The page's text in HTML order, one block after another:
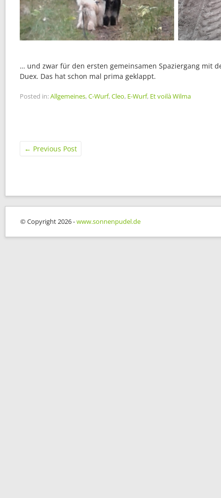
… und zwar für den ersten gemeinsamen Spaziergang mit
Duex. Das hat schon mal prima geklappt.
Posted in:Allgemeines,C-Wurf,Cleo, E-Wurf, Et voilà Wilma
← Previous Post
© Copyright 2026 -www.sonnenpudel.de